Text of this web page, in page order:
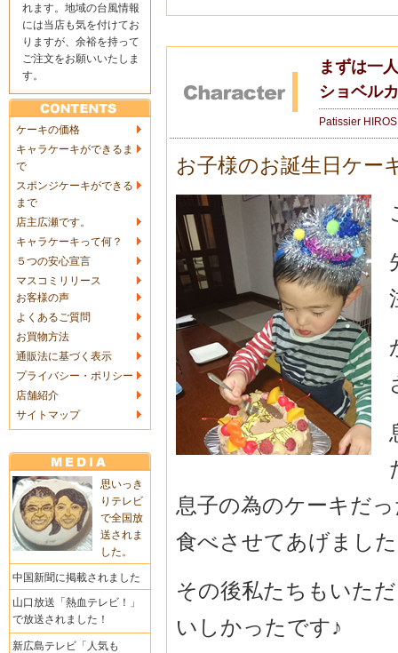
れます。地域の台風情報
には当店も気を付けてお
りますが、余裕を持って
ご注文をお願いいたしま
す。
ケーキの価格
キャラケーキができるま
で
スポンジケーキができる
まで
店主広瀬です。
キャラケーキって何？
５つの安心宣言
マスコミリリース
お客様の声
よくあるご質問
お買物方法
通販法に基づく表示
プライバシー・ポリシー
店舗紹介
サイトマップ
思いっき
りテレビ
で全国放
送されま
した。
中国新聞に掲載されました
山口放送「熱血テレビ！」
で放送されました！
新広島テレビ「人気も
まずは一
ショベル
Patissier
お子様のお誕生日ケー
息子の為のケーキだ
食べさせてあげまし
その後私たちもいた
いしかったです♪